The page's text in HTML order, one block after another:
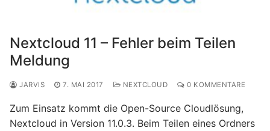
Nextcloud 11 – Fehler beim Teilen
Meldung
JARVIS 7. MAI 2017 NEXTCLOUD 0 KOMMENTARE
Zum Einsatz kommt die Open-Source Cloudlösung,
Nextcloud in Version 11.0.3. Beim Teilen eines Ordners